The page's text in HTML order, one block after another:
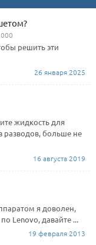
решить эти
26 января 2025
жидкость для
разводов, больше не
16 августа 2019
я доволен,
Lenovo, давайте ...
19 февраля 2013